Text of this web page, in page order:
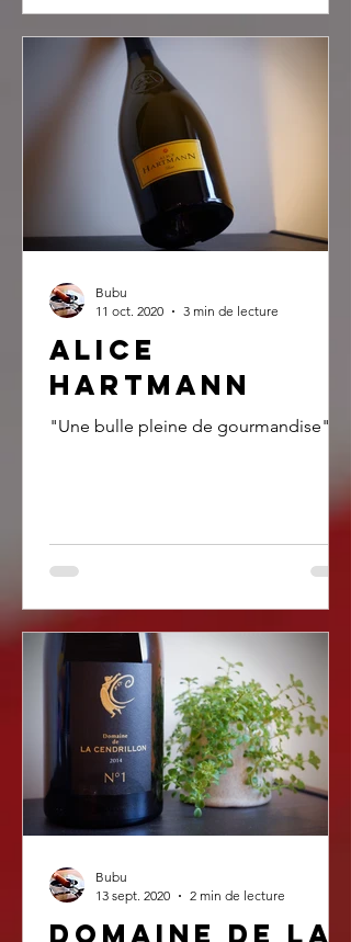
Alice
Hartmann
"Une bulle pleine de gourmandise"
Bubu
11 oct. 2020
3 min de lecture
Domaine de la
Bubu
13 sept. 2020
2 min de lecture